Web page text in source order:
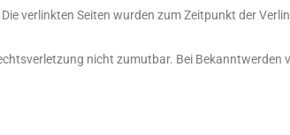
verlinkten Seiten wurden zum Zeitpunkt der
nicht zumutbar. Bei Bekanntwerden